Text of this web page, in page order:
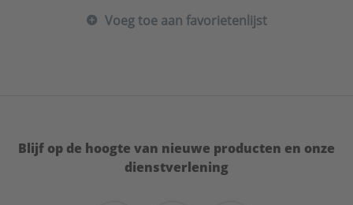
Voeg toe aan favorietenlijst
Blijf op de hoogte van nieuwe producten en onze
dienstverlening